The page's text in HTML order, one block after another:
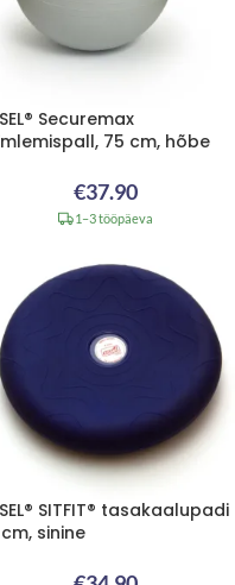
Securemax
75 cm, hõbe
€37.90
1–3 tööpäeva
SITFIT® tasakaalupadi
sinine